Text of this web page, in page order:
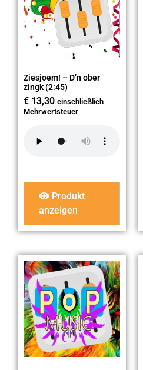
Ziesjoem! – D’n ober
zingk (2:45)
€ 13,30 einschließlich
Mehrwertsteuer
Produkt
anzeigen